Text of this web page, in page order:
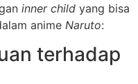
inner child yang bisa
anime Naruto:
terhadap